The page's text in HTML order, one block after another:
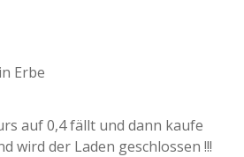
Erbe
auf 0,4 fällt und dann kaufe
wird der Laden geschlossen !!!